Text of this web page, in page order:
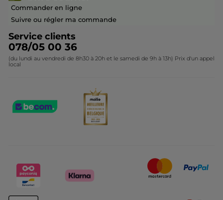
Collection de Noël
Questions & Réponses
Contactez-nous
Commander en ligne
Suivre ou régler ma commande
Service clients
078/05 00 36
(du lundi au vendredi de 8h30 à 20h et le samedi de 9h à 13h) Prix d'un appel
local